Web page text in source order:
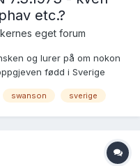
etc.?
eget forum
og lurer på om nokon
fødd i Sverige
MN med Malena
swanson sverige